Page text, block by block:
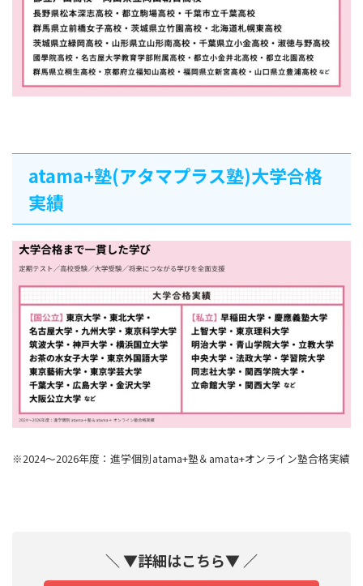
atama+塾(アタマプラス塾)大学合格
実績
※2024～2026年度：進学個別atama+塾＆amata+オンライン塾合格実績
＼ ▼詳細はこちら▼ ／